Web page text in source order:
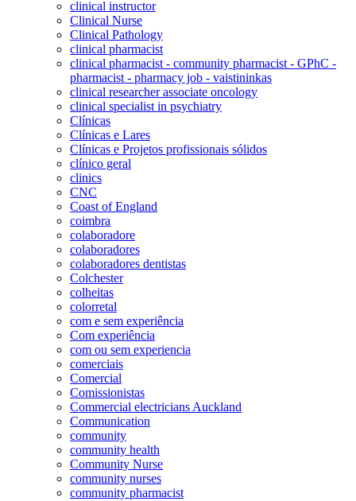
clinical instructor
Clinical Nurse
Clinical Pathology
clinical pharmacist
clinical pharmacist - community pharmacist - GPhC -
pharmacist - pharmacy job - vaistininkas
clinical researcher associate oncology
clinical specialist in psychiatry
Clínicas
Clínicas e Lares
Clínicas e Projetos profissionais sólidos
clínico geral
clinics
CNC
Coast of England
coimbra
colaboradore
colaboradores
colaboradores dentistas
Colchester
colheitas
colorretal
com e sem experiência
Com experiência
com ou sem experiencia
comerciais
Comercial
Comissionistas
Commercial electricians Auckland
Communication
community
community health
Community Nurse
community nurses
community pharmacist